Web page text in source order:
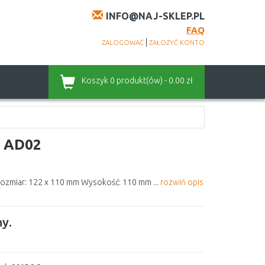
INFO@NAJ-SKLEP.PL
FAQ
ZALOGOWAĆ ZAŁOŻYĆ KONTO
Koszyk 0 produkt(ów) - 0.00 zł
122 x 110 mm Wysokość: 110 mm ... rozwiń opis